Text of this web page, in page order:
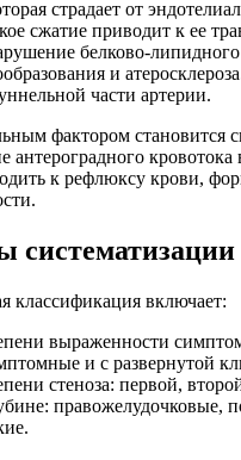
страдает от
сжатие приводит к ее
белково-
и
части артерии.
фактором становится
антероградного
к рефлюксу крови,
систематизации
классификация включает:
выраженности
и с развернутой
стеноза: первой,
правожелудочковые,